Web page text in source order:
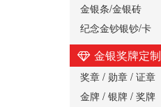
金银条/金银砖
纪念金钞银钞/卡
金银奖牌定制
奖章 / 勋章 / 证章
金牌 / 银牌 / 奖牌